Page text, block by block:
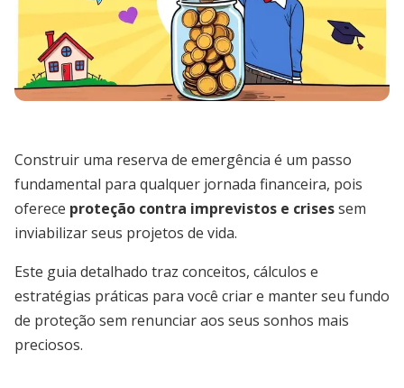
Construir uma reserva de emergência é um passo
fundamental para qualquer jornada financeira, pois
oferece proteção contra imprevistos e crisessem
inviabilizar seus projetos de vida.
Este guia detalhado traz conceitos, cálculos e
estratégias práticas para você criar e manter seu fundo
de proteção sem renunciar aos seus sonhos mais
preciosos.